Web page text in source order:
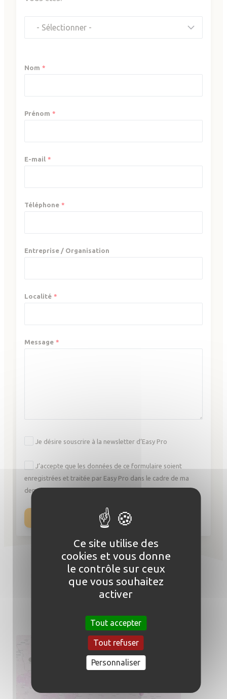
Nom
Prénom
E-mail
Téléphone
Entreprise / Organisation
Localité
Message
Je désire souscrire à la newsletter d’Easy Pro
J’accepte que les données de ce formulaire soient
enregistrées et traitée par Easy Pro dans le cadre de ma
demande.
Où nous trouver
nos centres de formation
Ce site utilise des
cookies et vous donne
le contrôle sur ceux
que vous souhaitez
activer
Tout accepter
Tout refuser
Personnaliser